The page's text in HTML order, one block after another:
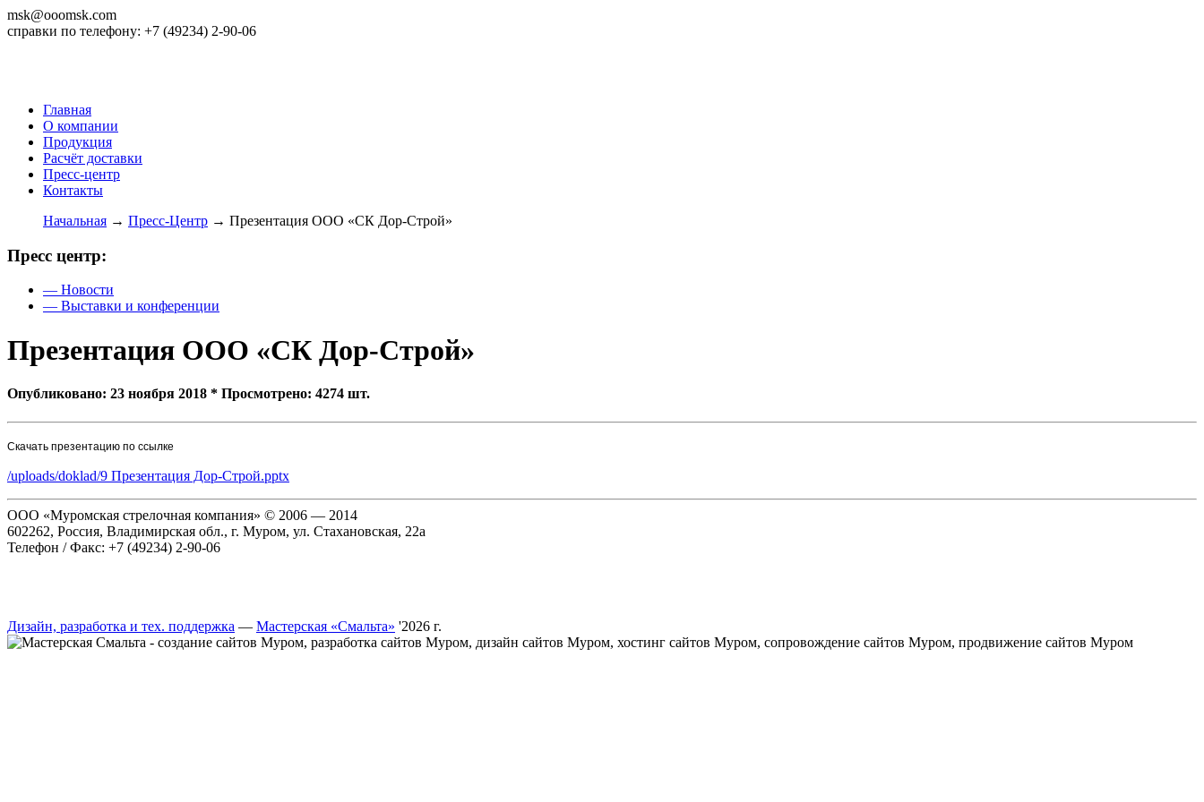
msk@ooomsk.com
справки по телефону: +7 (49234) 2-90-06
Главная
О компании
Продукция
Расчёт доставки
Пресс-центр
Контакты
Начальная → Пресс-Центр → Презентация ООО «СК Дор-Строй»
Пресс центр:
— Новости
— Выставки и конференции
Презентация ООО «СК Дор-Строй»
Опубликовано: 23 ноября 2018 * Просмотрено: 4274 шт.
Скачать презентацию по ссылке
/uploads/doklad/9 Презентация Дор-Строй.pptx
ООО «Муромская стрелочная компания» © 2006 — 2014
602262, Россия, Владимирская обл., г. Муром, ул. Стахановская, 22а
Телефон / Факс: +7 (49234) 2-90-06
Дизайн, разработка и тех. поддержка — Мастерская «Смальта» '2026 г.